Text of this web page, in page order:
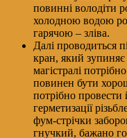
повинні володіти
холодною водою
гарячою – зліва.
Далі проводиться
кран, який зупиняє
магістралі
повинен бути
потрібно провести
герметизації
фум-стрічки
гнучкий, бажано